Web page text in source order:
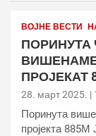
ВОЈНЕ ВЕСТИ
ПОРИНУТА
ПРОЈЕКАТ
28. март 2025. |
Поринута
пројекта 885М